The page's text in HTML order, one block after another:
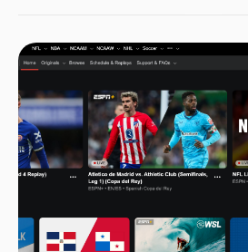
이 정의를 위임한다. ‘퍼블리의 콘텐츠는 뭐다’
하는 게 퍼블리의 콘텐츠라는 것. 이 같은 철학은
사업이라기보다 ‘고객을 찾는 여정’에 가깝다.
정신을 퍼블리의 사업 성공 비결로 꼽았다. 박
세우고, 빠르게 콘텐츠를 만들어서 그게 맞는지
다른 걸 만들었고, 고객 반응이 오면 그 콘텐츠
말했다.이 실험 정신은 지금도 통한다. 퍼블리
구독 서비스인 ‘퍼블리 멤버십’과 개발자 커뮤니
커리어리의 누적 가입자 수는 지난 4월 기준
비중은 5만명이다. 국내 개발 직군 규모가 약